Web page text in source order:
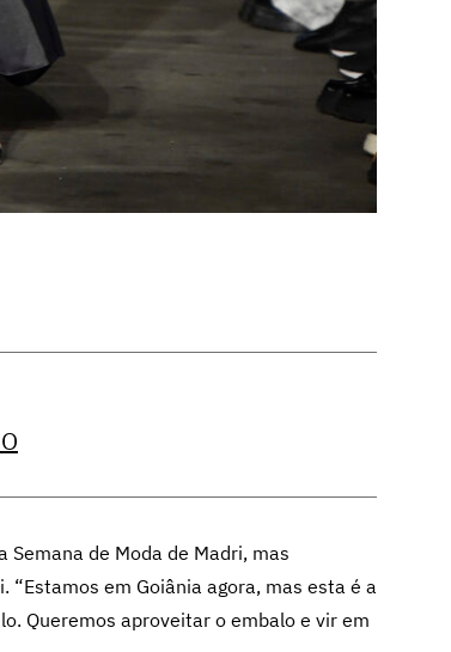
de Moda de Madri, mas
em Goiânia agora, mas esta é a
Queremos aproveitar o embalo e vir em